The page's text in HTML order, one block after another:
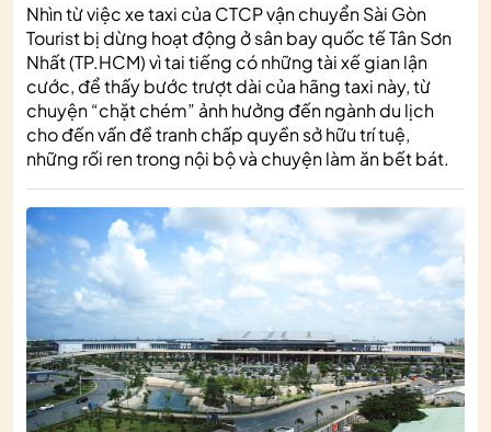
Nhìn từ việc xe taxi của CTCP vận chuyển Sài Gòn
Tourist bị dừng hoạt động ở sân bay quốc tế Tân Sơn
Nhất (TP.HCM) vì tai tiếng có những tài xế gian lận
cước, để thấy bước trượt dài của hãng taxi này, từ
chuyện “chặt chém” ảnh hưởng đến ngành du lịch
cho đến vấn đề tranh chấp quyền sở hữu trí tuệ,
những rối ren trong nội bộ và chuyện làm ăn bết bát.